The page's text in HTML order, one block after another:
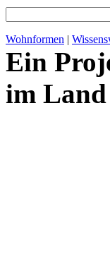
Wohnformen |
Ein
im